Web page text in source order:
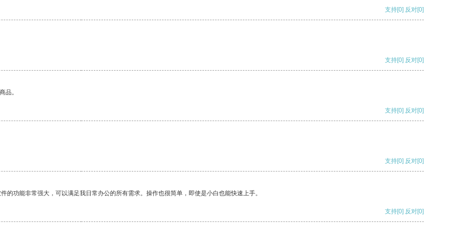
支持[0] 反对[0]
支持[0] 反对[0]
品。
支持[0] 反对[0]
支持[0] 反对[0]
功能非常强大，可以满足我日常办公的所有需求。操作也很简单，即使是小白也能快速上手。
支持[0] 反对[0]